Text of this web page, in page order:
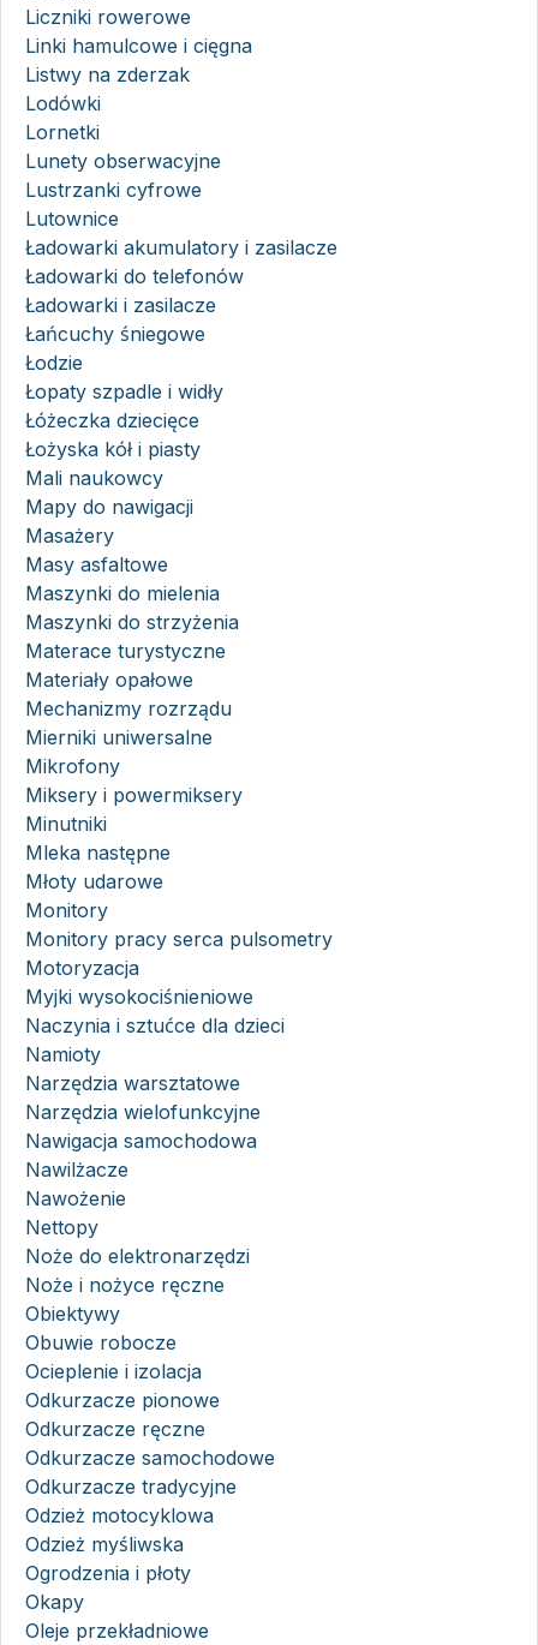
Liczniki rowerowe
Linki hamulcowe i cięgna
Listwy na zderzak
Lodówki
Lornetki
Lunety obserwacyjne
Lustrzanki cyfrowe
Lutownice
Ładowarki akumulatory i zasilacze
Ładowarki do telefonów
Ładowarki i zasilacze
Łańcuchy śniegowe
Łodzie
Łopaty szpadle i widły
Łóżeczka dziecięce
Łożyska kół i piasty
Mali naukowcy
Mapy do nawigacji
Masażery
Masy asfaltowe
Maszynki do mielenia
Maszynki do strzyżenia
Materace turystyczne
Materiały opałowe
Mechanizmy rozrządu
Mierniki uniwersalne
Mikrofony
Miksery i powermiksery
Minutniki
Mleka następne
Młoty udarowe
Monitory
Monitory pracy serca pulsometry
Motoryzacja
Myjki wysokociśnieniowe
Naczynia i sztućce dla dzieci
Namioty
Narzędzia warsztatowe
Narzędzia wielofunkcyjne
Nawigacja samochodowa
Nawilżacze
Nawożenie
Nettopy
Noże do elektronarzędzi
Noże i nożyce ręczne
Obiektywy
Obuwie robocze
Ocieplenie i izolacja
Odkurzacze pionowe
Odkurzacze ręczne
Odkurzacze samochodowe
Odkurzacze tradycyjne
Odzież motocyklowa
Odzież myśliwska
Ogrodzenia i płoty
Okapy
Oleje przekładniowe